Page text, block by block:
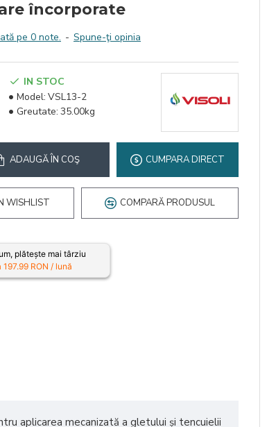
încorporate
pe 0 note. - Spune-ţi opinia
IN STOC
Model: VSL13-2
Greutate: 35.00kg
ADAUGĂ ÎN COŞ CUMPARA DIRECT
WISHLIST COMPARĂ PRODUSUL
plătește mai târziu
197.99 RON / lună
aplicarea mecanizată a gletului și tencuielii